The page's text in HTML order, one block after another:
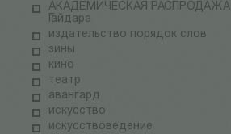
АКАДЕМИЧЕСКАЯ РАСПРОДАЖА ВШЭ / Институт
Гайдара
издательство порядок слов
зины
кино
театр
авангард
искусство
искусствоведение